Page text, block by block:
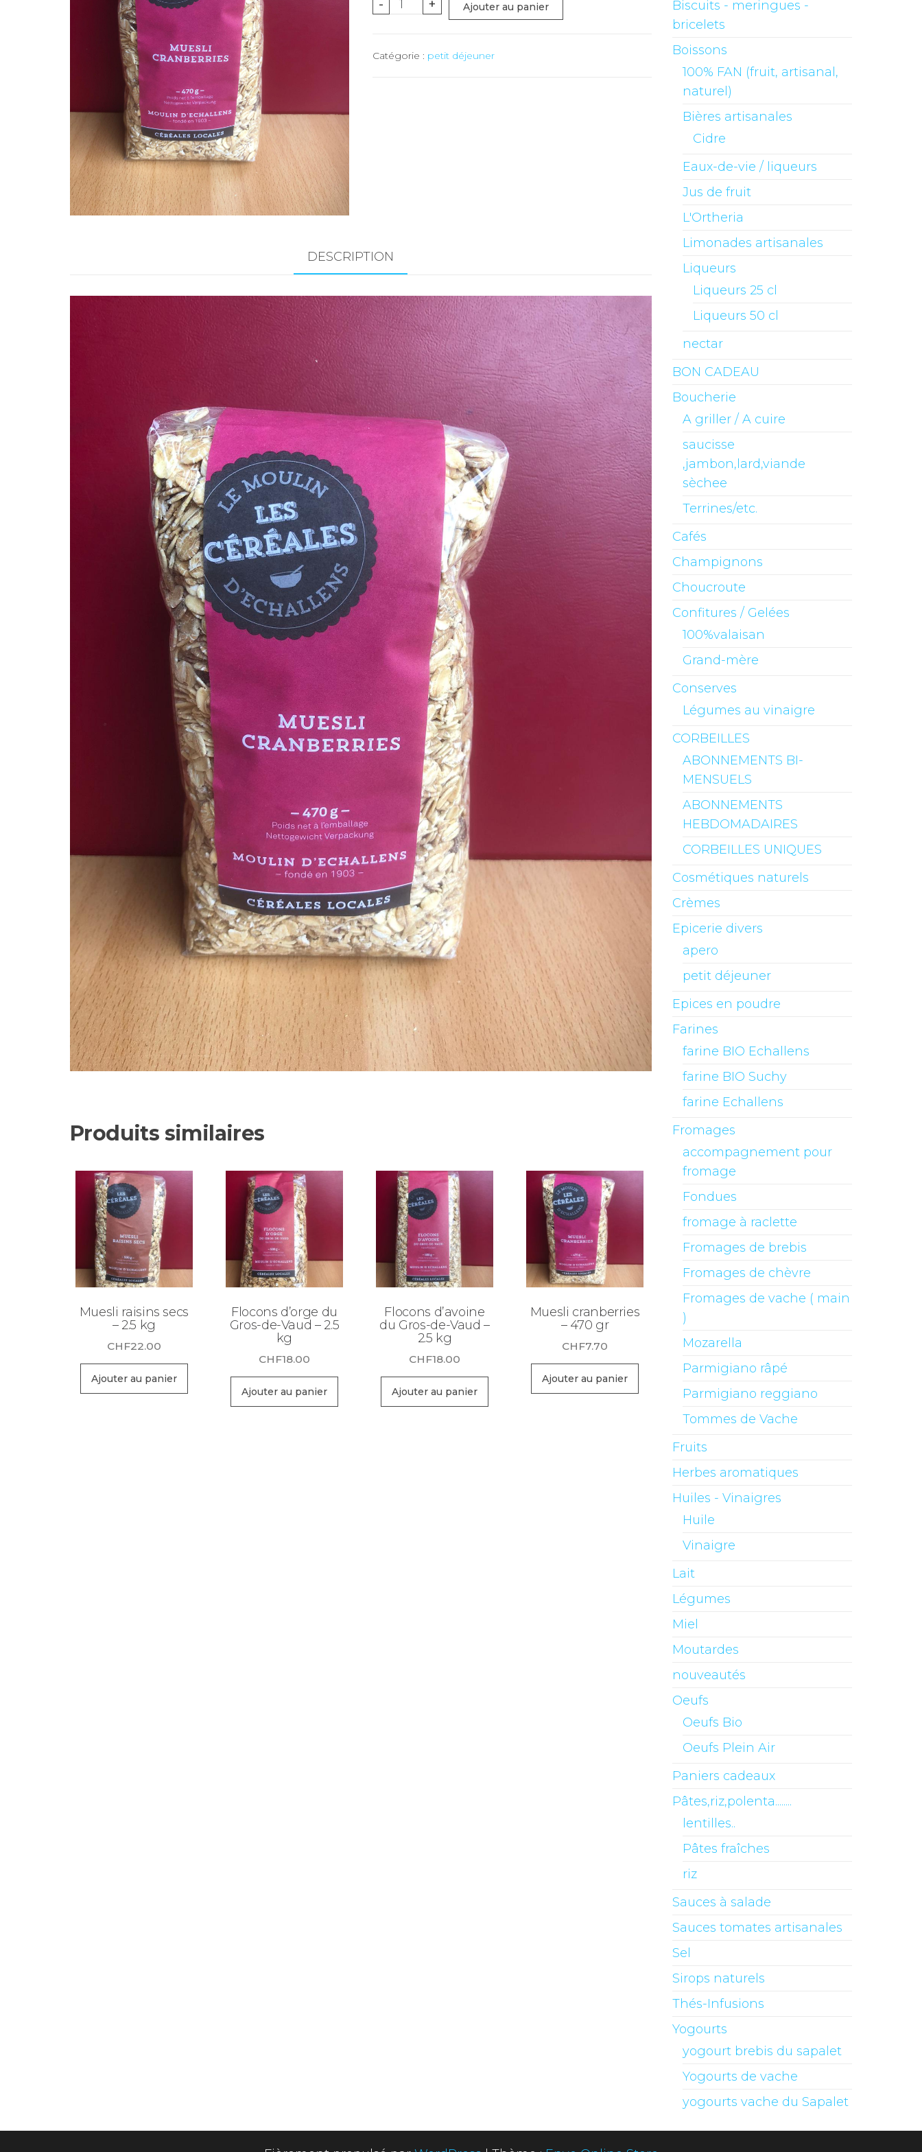
-
cranberries
+ Ajouter au panier
Catégorie : petit déjeuner
DESCRIPTION
Produits similaires
Muesli raisins secs
– 2.5 kg
CHF22.00
Ajouter au panier
Flocons d’orge du
Gros-de-Vaud – 2.5
kg
CHF18.00
Ajouter au panier
Flocons d’avoine
du Gros-de-Vaud –
2.5 kg
CHF18.00
Ajouter au panier
Muesli cranberries
– 470 gr
CHF7.70
Ajouter au panier
Biscuits - meringues -
bricelets
Boissons
100% FAN (fruit, artisanal,
naturel)
Bières artisanales
Cidre
Eaux-de-vie / liqueurs
Jus de fruit
L'Ortheria
Limonades artisanales
Liqueurs
Liqueurs 25 cl
Liqueurs 50 cl
nectar
BON CADEAU
Boucherie
A griller / A cuire
saucisse
,jambon,lard,viande
sèchee
Terrines/etc.
Cafés
Champignons
Choucroute
Confitures / Gelées
100%valaisan
Grand-mère
Conserves
Légumes au vinaigre
CORBEILLES
ABONNEMENTS BI-
MENSUELS
ABONNEMENTS
HEBDOMADAIRES
CORBEILLES UNIQUES
Cosmétiques naturels
Crèmes
Epicerie divers
apero
petit déjeuner
Epices en poudre
Farines
farine BIO Echallens
farine BIO Suchy
farine Echallens
Fromages
accompagnement pour
fromage
Fondues
fromage à raclette
Fromages de brebis
Fromages de chèvre
Fromages de vache ( main
)
Mozarella
Parmigiano râpé
Parmigiano reggiano
Tommes de Vache
Fruits
Herbes aromatiques
Huiles - Vinaigres
Huile
Vinaigre
Lait
Légumes
Miel
Moutardes
nouveautés
Oeufs
Oeufs Bio
Oeufs Plein Air
Paniers cadeaux
Pâtes,riz,polenta........
lentilles..
Pâtes fraîches
riz
Sauces à salade
Sauces tomates artisanales
Sel
Sirops naturels
Thés-Infusions
Yogourts
yogourt brebis du sapalet
Yogourts de vache
yogourts vache du Sapalet